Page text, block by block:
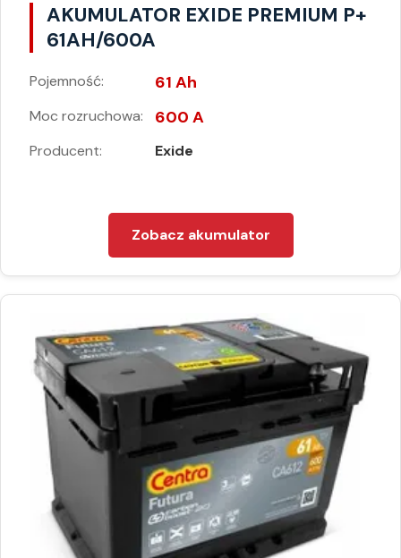
AKUMULATOR EXIDE PREMIUM P+
61AH/600A
Pojemność: 61 Ah
Moc rozruchowa: 600 A
Producent: Exide
Zobacz akumulator